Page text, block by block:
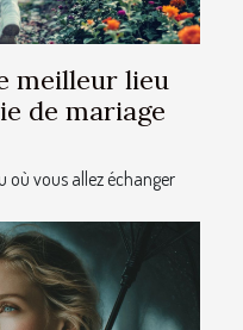
meilleur lieu
de mariage
où vous allez échanger